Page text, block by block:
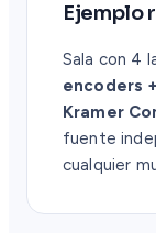
Ejemplo
Sala con 4
encoders
Kramer
fuente
cualquier